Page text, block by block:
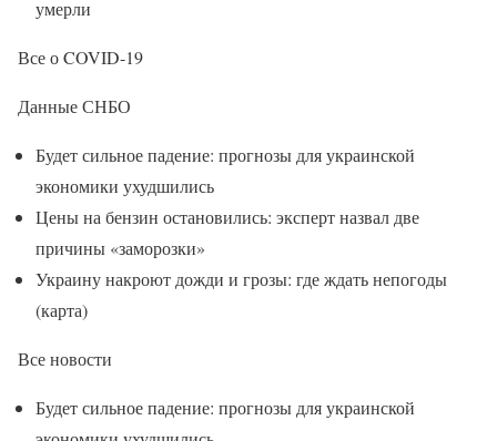
умерли
Все о COVID-19
Данные СНБО
Будет сильное падение: прогнозы для украинской
экономики ухудшились
Цены на бензин остановились: эксперт назвал две
причины «заморозки»
Украину накроют дожди и грозы: где ждать непогоды
(карта)
Все новости
Будет сильное падение: прогнозы для украинской